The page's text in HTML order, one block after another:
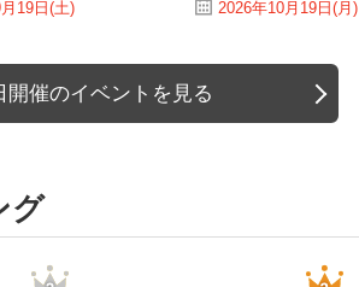
19日(土) 2026年10月19日(月)
開催のイベントを見る
グ